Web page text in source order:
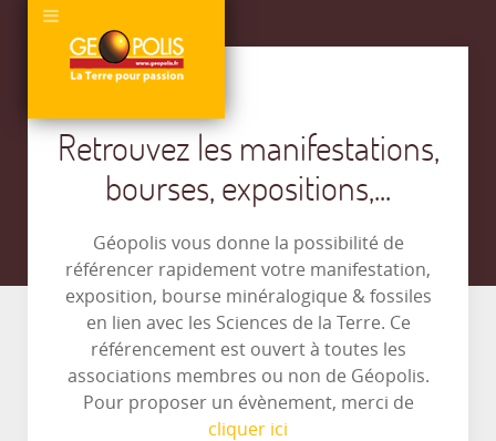
Retrouvez les manifestations,
bourses, expositions,...
Géopolis vous donne la possibilité de
référencer rapidement votre manifestation,
exposition, bourse minéralogique & fossiles
en lien avec les Sciences de la Terre. Ce
référencement est ouvert à toutes les
associations membres ou non de Géopolis.
Pour proposer un évènement, merci de
cliquer ici